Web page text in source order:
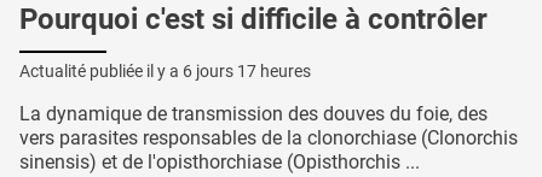
Pourquoi c'est si difficile à contrôler
Actualité publiée il y a 6 jours 17 heures
La dynamique de transmission des douves du foie, des
vers parasites responsables de la clonorchiase (Clonorchis
sinensis) et de l'opisthorchiase (Opisthorchis ...